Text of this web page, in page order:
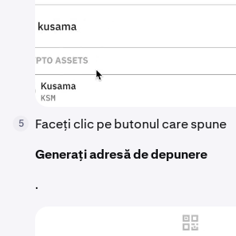
5
Faceți clic pe butonul care spune
Generați adresă de depunere
.